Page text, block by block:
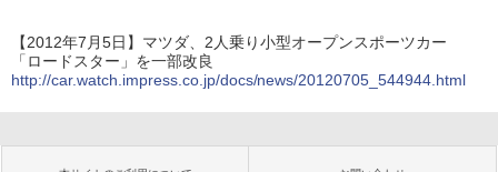
【2012年7月5日】マツダ、2人乗り小型オープンスポーツカー
「ロードスター」を一部改良
http://car.watch.impress.co.jp/docs/news/20120705_544944.html